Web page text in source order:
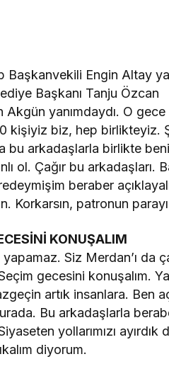
Engin Altay
Başkanı Tanju Özcan
yanımdaydı. O gece
kişiyiz biz, hep birlikteyiz.
bu arkadaşlarla birlikte
ol. Çağır bu arkadaşları.
beraber
Korkarsın, patronun
KONUŞALIM
Siz Merdan’ı da
gecesini konuşalım.
artık insanlara. Ben
Bu arkadaşlarla
yollarımızı ayırdık
diyorum.